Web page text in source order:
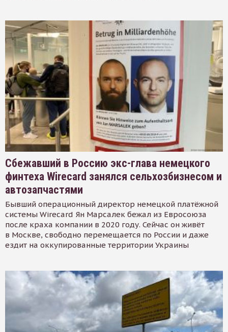
Сбежавший в Россию экс-глава немецкого
финтеха Wirecard занялся сельхозбизнесом и
автозапчастями
Бывший операционный директор немецкой платёжной
системы Wirecard Ян Марсалек бежал из Евросоюза
после краха компании в 2020 году. Сейчас он живёт
в Москве, свободно перемещается по России и даже
ездит на оккупированные территории Украины